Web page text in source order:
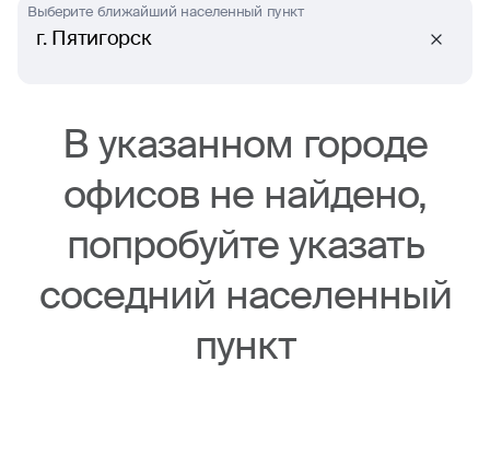
г. Пятигорск
Выберите ближайший населенный пункт
В указанном городе
офисов не найдено,
попробуйте указать
соседний населенный
пункт